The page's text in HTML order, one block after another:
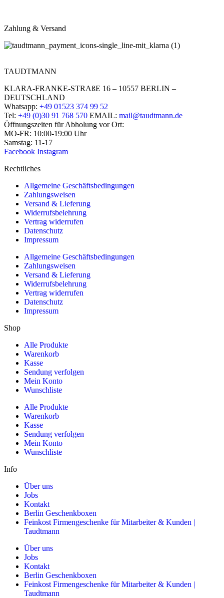
Zahlung & Versand
TAUDTMANN
KLARA-FRANKE-STRAßE 16 – 10557 BERLIN –
DEUTSCHLAND
Whatsapp: +49 01523 374 99 52
Tel: +49 (0)30 91 768 570 EMAIL: mail@taudtmann.de
Öffnungszeiten für Abholung vor Ort:
MO-FR: 10:00-19:00 Uhr
Samstag: 11-17
Facebook Instagram
Rechtliches
Allgemeine Geschäftsbedingungen
Zahlungsweisen
Versand & Lieferung
Widerrufsbelehrung
Vertrag widerrufen
Datenschutz
Impressum
Allgemeine Geschäftsbedingungen
Zahlungsweisen
Versand & Lieferung
Widerrufsbelehrung
Vertrag widerrufen
Datenschutz
Impressum
Shop
Alle Produkte
Warenkorb
Kasse
Sendung verfolgen
Mein Konto
Wunschliste
Alle Produkte
Warenkorb
Kasse
Sendung verfolgen
Mein Konto
Wunschliste
Info
Über uns
Jobs
Kontakt
Berlin Geschenkboxen
Feinkost Firmengeschenke für Mitarbeiter & Kunden |
Taudtmann
Über uns
Jobs
Kontakt
Berlin Geschenkboxen
Feinkost Firmengeschenke für Mitarbeiter & Kunden |
Taudtmann